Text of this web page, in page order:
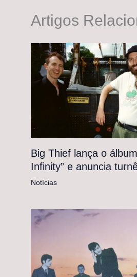
Artigos
Big Thief lança o
Infinity” e anuncia
Notícias